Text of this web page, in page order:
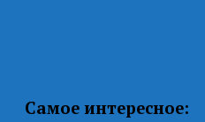
Самое интересное: